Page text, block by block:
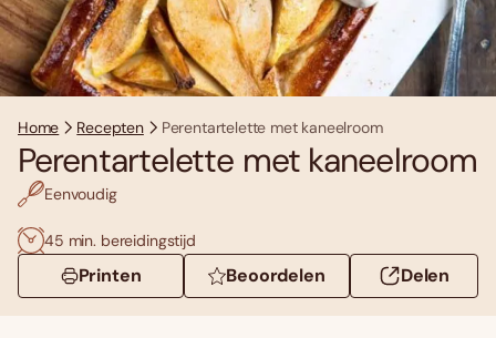
Home Recepten Perentartelette met kaneelroom
Perentartelette met kaneelroom
Eenvoudig
45 min. bereidingstijd
Printen Beoordelen Delen